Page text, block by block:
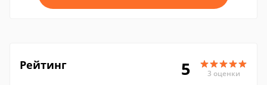
Рейтинг 5 3 оценки